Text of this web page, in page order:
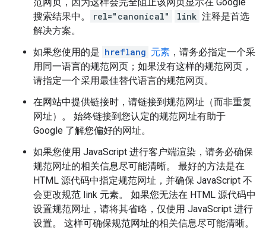
搜索结果中。
rel="canonical" link 注释是首选
解决方案。
如果您使用的是 hreflang 元素 ，请务必指定一个采
用同一语言的规范网页；如果没有这样的规范网页，
请指定一个采用最佳替代语言的规范网页。
在网站中提供链接时，请链接到规范网址（而非重复
网址）。 始终链接到您认定的规范网址有助于
Google 了解您偏好的网址。
如果您使用 JavaScript 进行客户端渲染，请务必确保
规范网址的相关信息尽可能清晰。 最好的方法是在
HTML 源代码中指定规范网址，并确保 JavaScript 不
会更改规范 link 元素。 如果您无法在 HTML 源代码中
设置规范网址，请将其省略，仅使用 JavaScript 进行
设置。 这样可确保规范网址的相关信息尽可能清晰。